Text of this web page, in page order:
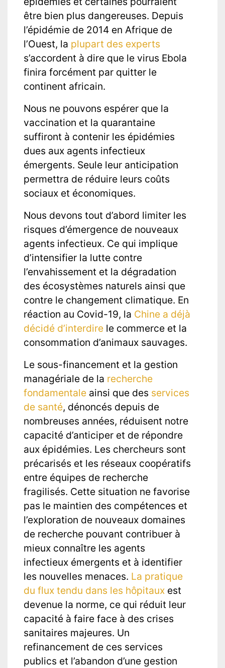
être bien plus dangereuses. Depuis
l’épidémie de 2014 en Afrique de
l’Ouest, la plupart des experts
s’accordent à dire que le virus Ebola
finira forcément par quitter le
continent africain.
Nous ne pouvons espérer que la
vaccination et la quarantaine
suffiront à contenir les épidémies
dues aux agents infectieux
émergents. Seule leur anticipation
permettra de réduire leurs coûts
sociaux et économiques.
Nous devons tout d’abord limiter les
risques d’émergence de nouveaux
agents infectieux. Ce qui implique
d’intensifier la lutte contre
l’envahissement et la dégradation
des écosystèmes naturels ainsi que
contre le changement climatique. En
réaction au Covid-19, la Chine a déjà
décidé d’interdire le commerce et la
consommation d’animaux sauvages.
Le sous-financement et la gestion
managériale de la recherche
fondamentale ainsi que des services
de santé, dénoncés depuis de
nombreuses années, réduisent notre
capacité d’anticiper et de répondre
aux épidémies. Les chercheurs sont
précarisés et les réseaux coopératifs
entre équipes de recherche
fragilisés. Cette situation ne favorise
pas le maintien des compétences et
l’exploration de nouveaux domaines
de recherche pouvant contribuer à
mieux connaître les agents
infectieux émergents et à identifier
les nouvelles menaces. La pratique
du flux tendu dans les hôpitaux est
devenue la norme, ce qui réduit leur
capacité à faire face à des crises
sanitaires majeures. Un
refinancement de ces services
publics et l’abandon d’une gestion